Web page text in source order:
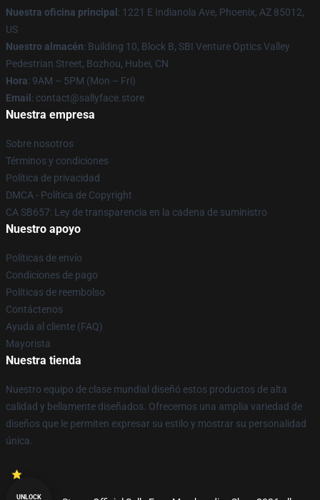
Nuestra oficina principal : 1221 E Indianola Ave, Phoenix, AZ 85012,
US
Nuestro almacén: Building 10, Block B, SBI Venture Optics Valley
Pedestrian Street, Bozhou, Hubei, CN
Hora: 9AM – 5PM (Mon – Fri)
Email : contact@sallyface.store
Nuestra empresa
Sobre nosotros
Términos y condiciones
Política de privacidad
DMCA - Política de Copyright
CA SB657: Ley de transparencia en la cadena de suministro
Nuestro apoyo
Políticas de envío
Condiciones de pago
Políticas de reembolso
Contáctenos
Ayuda al cliente (FAQ)
Mayorista
Nuestra tienda
Nuestro equipo de clase mundial diseñó estos productos de alta
calidad y bellamente diseñados. Ofrecemos una amplia variedad de
diseños que le permiten expresar su estilo y mostrar su personalidad
única.
UNLOCK